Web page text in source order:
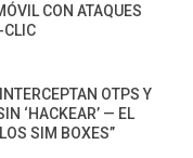
CON ATAQUES
CLIC
OTPS Y
‘HACKEAR’ — EL
SIM BOXES”